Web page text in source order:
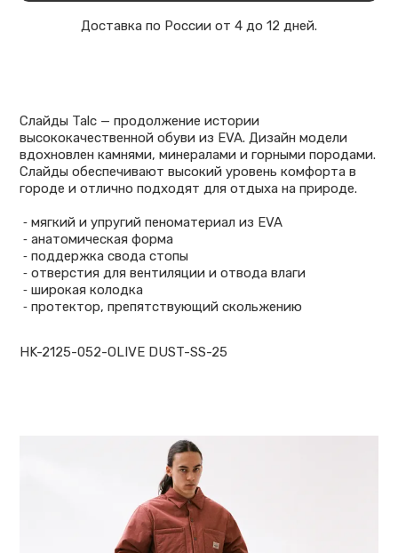
Доставка по России от 4 до 12 дней.
Cлайды Talc — продолжение истории
высококачественной обуви из EVA. Дизайн модели
вдохновлен камнями, минералами и горными породами.
Слайды обеспечивают высокий уровень комфорта в
городе и отлично подходят для отдыха на природе.
⁃ мягкий и упругий пеноматериал из EVA
⁃ анатомическая форма
⁃ поддержка свода стопы
⁃ отверстия для вентиляции и отвода влаги
⁃ широкая колодка
⁃ протектор, препятствующий скольжению
HK-2125-052-OLIVE DUST-SS-25